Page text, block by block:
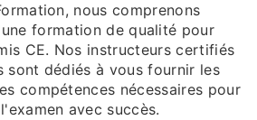
nous comprenons
formation de qualité pour
CE. Nos instructeurs certifiés
sont dédiés à vous fournir les
compétences nécessaires pour
avec succès.